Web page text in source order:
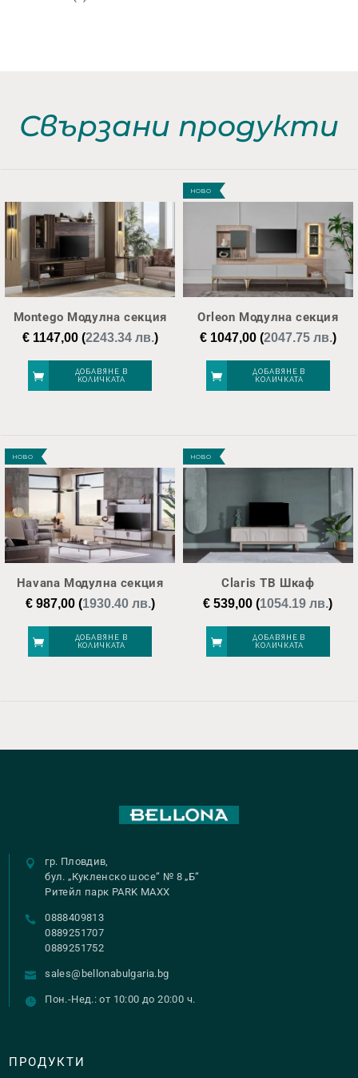
Свързани продукти
Montego Модулна секция
€1147,00(2243.34 лв.)
ДОБАВЯНЕ В
КОЛИЧКАТА
НОВО
Orleon Модулна секция
€1047,00(2047.75 лв.)
ДОБАВЯНЕ В
КОЛИЧКАТА
НОВО
Havana Модулна секция
€987,00(1930.40 лв.)
ДОБАВЯНЕ В
КОЛИЧКАТА
НОВО
Claris ТВ Шкаф
€ 539,00 (1054.19 лв.)
ДОБАВЯНЕ В
КОЛИЧКАТА
гр. Пловдив,
бул. „Кукленско шосе“ № 8 „Б“
Ритейл парк PARK MAXX
0888409813
0889251707
0889251752
sales@bellonabulgaria.bg
Пон.-Нед.: от 10:00 до 20:00 ч.
ПРОДУКТИ